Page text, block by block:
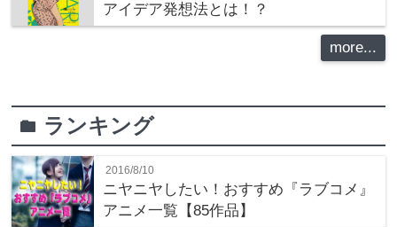
アイデア発想法とは！？
more...
folder ランキング
2016/8/10
ニヤニヤしたい！おすすめ『ラブコメ』
アニメ一覧【85作品】